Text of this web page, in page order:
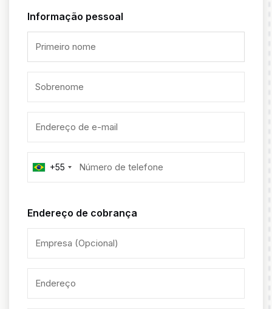
Informação pessoal
+55
Endereço de cobrança